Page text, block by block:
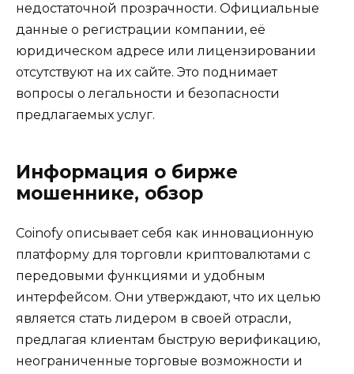
недостаточной прозрачности. Официальные
данные о регистрации компании, её
юридическом адресе или лицензировании
отсутствуют на их сайте. Это поднимает
вопросы о легальности и безопасности
предлагаемых услуг.
Информация о бирже
мошеннике, обзор
Coinofy описывает себя как инновационную
платформу для торговли криптовалютами с
передовыми функциями и удобным
интерфейсом. Они утверждают, что их целью
является стать лидером в своей отрасли,
предлагая клиентам быструю верификацию,
неограниченные торговые возможности и